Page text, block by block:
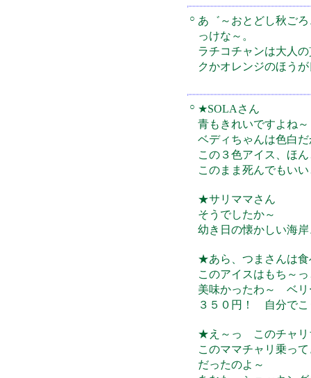
○ あ゛～おとどし秋ご
っけな～。
ラチコチャンは大人
クかオレンジのほう
○ ★SOLAさん
青もきれいですよね～
ベディちゃんは色白
この３色アイス、ほ
このまま死んでもい
★サリママさん
そうでしたか～
幼き日の懐かしい海
★あら、つまさんは食
このアイスはもち～
美味かったわ～ ベ
３５０円！ 自分でこ
★え～っ このチャリ
このママチャリ乗っ
だったのよ～